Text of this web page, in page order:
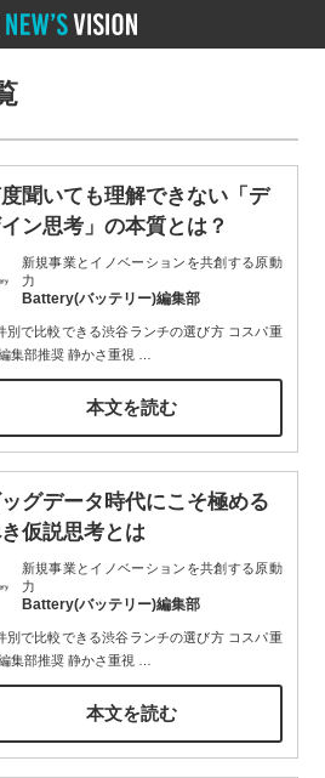
聞いても理解できない「デ
ン思考」の本質とは？
新規事業とイノベーションを共創する原動
力
Battery(バッテリー)編集部
別で比較できる渋谷ランチの選び方 コスパ重
集部推奨 静かさ重視
本文を読む
ッグデータ時代にこそ極める
仮説思考とは
新規事業とイノベーションを共創する原動
力
Battery(バッテリー)編集部
別で比較できる渋谷ランチの選び方 コスパ重
集部推奨 静かさ重視
本文を読む